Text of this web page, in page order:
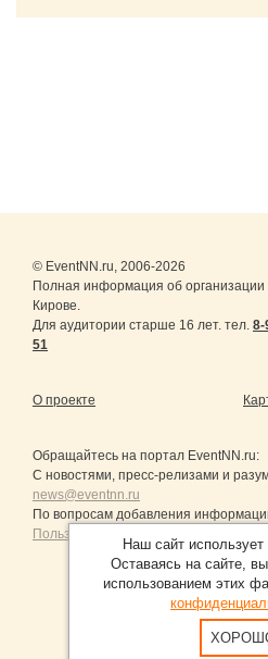
© EventNN.ru, 2006-2026
Полная информация об
Кирове.
Для аудитории старше 16 лет. тел. 8-
51
О проекте
Обращайтесь на портал EventNN.ru:
С новостями, пресс-релизами и
news@eventnn.ru
По вопросам добавления
Пользовательское Соглашение и
Продвижение сайтов
Наш сайт
Оставаясь на сайте,
использованием этих